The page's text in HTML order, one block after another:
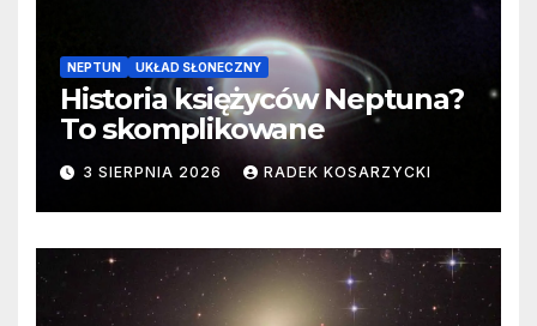
NEPTUN UKŁAD SŁONECZNY
Historia księżyców Neptuna?
To skomplikowane
3 SIERPNIA 2026 RADEK KOSARZYCKI